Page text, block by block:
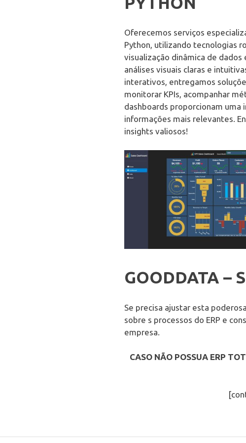
Oferecemos serviços
Python, utilizando tecnologias
visualização dinâmica de
análises visuais claras e
interativos, entregamos
monitorar KPIs, acompanhar
dashboards proporcionam
informações mais relevantes.
insights valiosos!
GOODDATA –
Se precisa ajustar esta
sobre s processos do ERP e
empresa.
CASO NÃO POSSUA ERP